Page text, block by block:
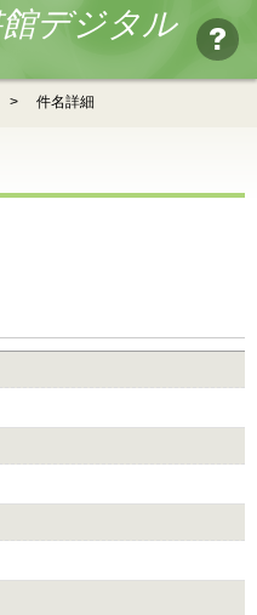
デジタル
> 件名詳細